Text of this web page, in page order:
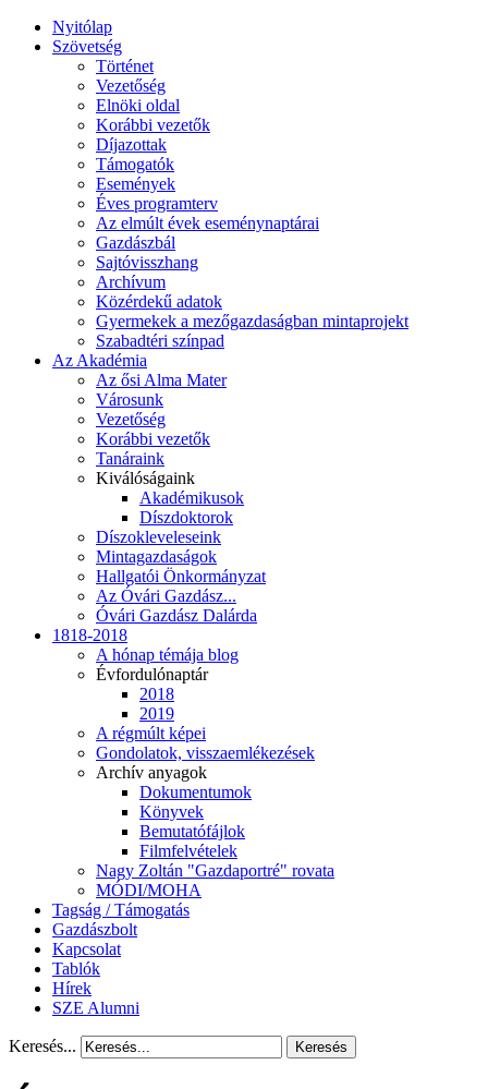
Nyitólap
Szövetség
Történet
Vezetőség
Elnöki oldal
Korábbi vezetők
Díjazottak
Támogatók
Események
Éves programterv
Az elmúlt évek eseménynaptárai
Gazdászbál
Sajtóvisszhang
Archívum
Közérdekű adatok
Gyermekek a mezőgazdaságban mintaprojekt
Szabadtéri színpad
Az Akadémia
Az ősi Alma Mater
Városunk
Vezetőség
Korábbi vezetők
Tanáraink
Kiválóságaink
Akadémikusok
Díszdoktorok
Díszokleveleseink
Mintagazdaságok
Hallgatói Önkormányzat
Az Óvári Gazdász...
Óvári Gazdász Dalárda
1818-2018
A hónap témája blog
Évfordulónaptár
2018
2019
A régmúlt képei
Gondolatok, visszaemlékezések
Archív anyagok
Dokumentumok
Könyvek
Bemutatófájlok
Filmfelvételek
Nagy Zoltán "Gazdaportré" rovata
MÓDI/MOHA
Tagság / Támogatás
Gazdászbolt
Kapcsolat
Tablók
Hírek
SZE Alumni
Keresés... Keresés